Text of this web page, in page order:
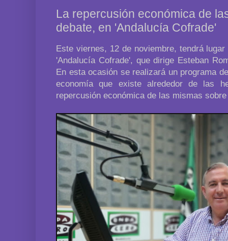
La repercusión económica de
debate, en 'Andalucía Cofrade'
Este viernes, 12 de noviembre, tendrá
'Andalucía Cofrade', que dirige Esteban
En esta ocasión se realizará un programa
economía que existe alrededor de las
repercusión económica de las mismas